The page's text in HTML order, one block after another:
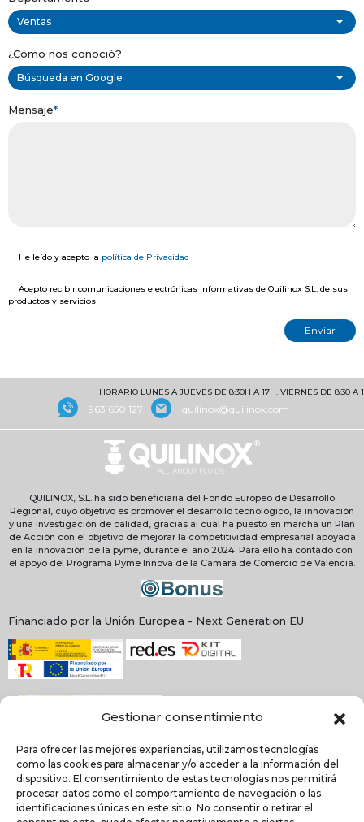
Gestionar consentimiento
Para ofrecer las mejores experiencias, utilizamos tecnologías
como las cookies para almacenar y/o acceder a la información del
dispositivo. El consentimiento de estas tecnologías nos permitirá
procesar datos como el comportamiento de navegación o las
identificaciones únicas en este sitio. No consentir o retirar el
Ventas
¿Cómo nos conoció?
Búsqueda en Google
Mensaje*
He leído y acepto la política de Privacidad
Acepto recibir comunicaciones electrónicas informativas de Quilinox S.L. de sus
productos y servicios
HORARIO LUNES A JUEVES DE 8:30H A 17H. VIERNES DE 8:30 A
963 650 127 quilinox@quilinox.com
QUILINOX, S.L. ha sido beneficiaria del Fondo Europeo de Desarrollo
Regional, cuyo objetivo es promover el desarrollo tecnológico, la innovación
y una investigación de calidad, gracias al cual ha puesto en marcha un Plan
de Acción con el objetivo de mejorar la competitividad empresarial apoyada
en la innovación de la pyme, durante el año 2024. Para ello ha contado con
el apoyo del Programa Pyme Innova de la Cámara de Comercio de Valencia.
Financiado por la Unión Europea - Next Generation EU